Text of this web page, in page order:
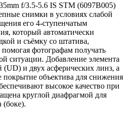
f/3.5-5.6 IS STM (6097B005)
снимки в условиях слабой
его 4-ступенчатым
который автоматически
и съёмку со штатива,
помогая фотографам получать
ситуации. Добавление элемента
(UD) и двух асферических линз, а
покрытие объектива для снижения
высокое качество при
круглой диафрагмой для
(боке).